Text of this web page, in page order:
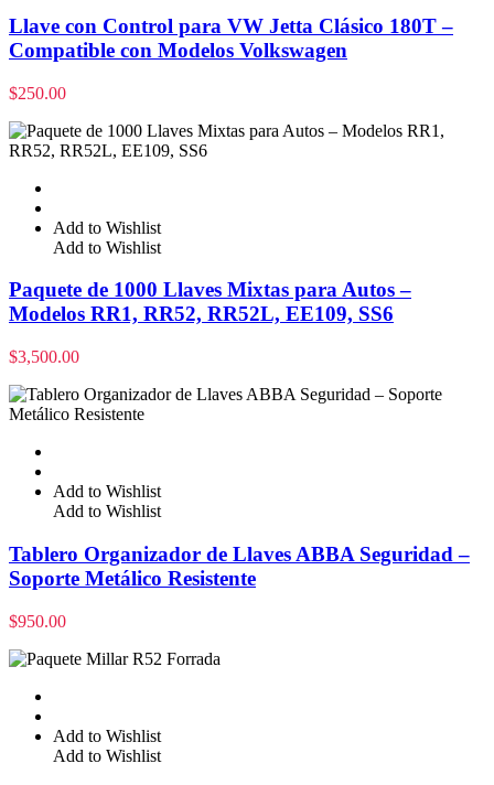
Llave con Control para VW Jetta Clásico 180T –
Compatible con Modelos Volkswagen
$250.00
Add to Wishlist
Add to Wishlist
Paquete de 1000 Llaves Mixtas para Autos –
Modelos RR1, RR52, RR52L, EE109, SS6
$3,500.00
Add to Wishlist
Add to Wishlist
Tablero Organizador de Llaves ABBA Seguridad –
Soporte Metálico Resistente
$950.00
Add to Wishlist
Add to Wishlist